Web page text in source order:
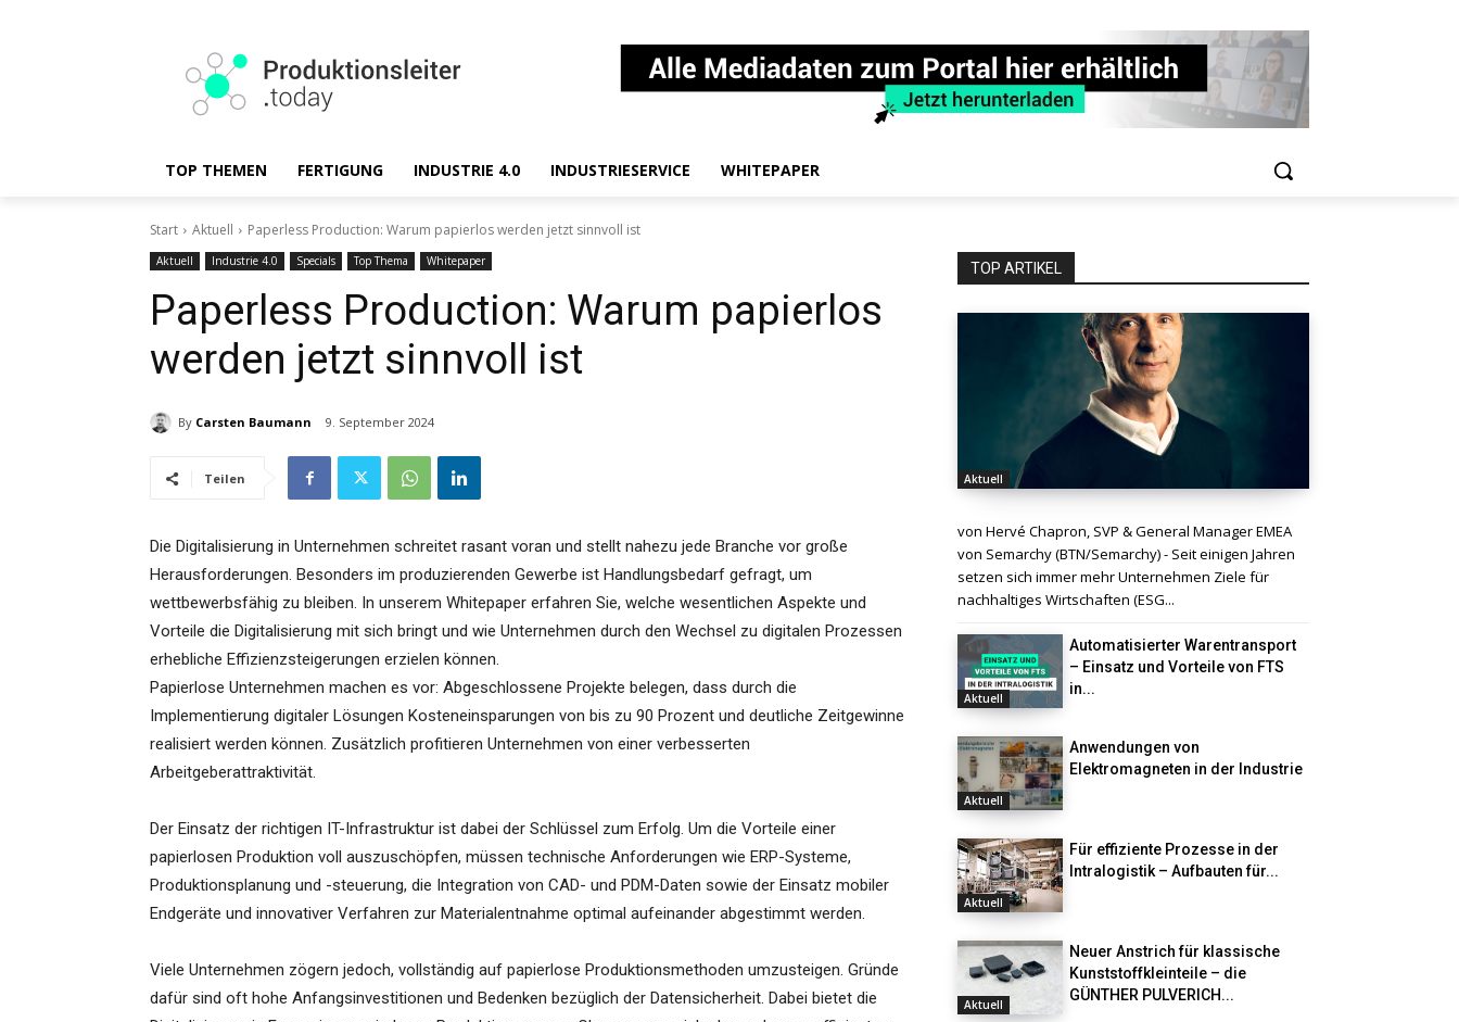
TOP THEMEN FERTIGUNG INDUSTRIE 4.0 INDUSTRIESERVICE WHITEPAPER
Start Aktuell Paperless Production: Warum papierlos werden jetzt sinnvoll ist
Aktuell Industrie 4.0 Specials Top Thema Whitepaper
Paperless Production: Warum papierlos
werden jetzt sinnvoll ist
By Carsten Baumann 9. September 2024
Teilen
Die Digitalisierung in Unternehmen schreitet rasant voran und stellt nahezu jede Branche vor große
Herausforderungen. Besonders im produzierenden Gewerbe ist Handlungsbedarf gefragt, um
wettbewerbsfähig zu bleiben. In unserem Whitepaper erfahren Sie, welche wesentlichen Aspekte und
Vorteile die Digitalisierung mit sich bringt und wie Unternehmen durch den Wechsel zu digitalen Prozessen
erhebliche Effizienzsteigerungen erzielen können.
Papierlose Unternehmen machen es vor: Abgeschlossene Projekte belegen, dass durch die
Implementierung digitaler Lösungen Kosteneinsparungen von bis zu 90 Prozent und deutliche Zeitgewinne
realisiert werden können. Zusätzlich profitieren Unternehmen von einer verbesserten
Arbeitgeberattraktivität.
Der Einsatz der richtigen IT-Infrastruktur ist dabei der Schlüssel zum Erfolg. Um die Vorteile einer
papierlosen Produktion voll auszuschöpfen, müssen technische Anforderungen wie ERP-Systeme,
Produktionsplanung und -steuerung, die Integration von CAD- und PDM-Daten sowie der Einsatz mobiler
Endgeräte und innovativer Verfahren zur Materialentnahme optimal aufeinander abgestimmt werden.
Viele Unternehmen zögern jedoch, vollständig auf papierlose Produktionsmethoden umzusteigen. Gründe
dafür sind oft hohe Anfangsinvestitionen und Bedenken bezüglich der Datensicherheit. Dabei bietet die
TOP ARTIKEL
Aktuell
von Hervé Chapron, SVP & General Manager EMEA
von Semarchy (BTN/Semarchy) - Seit einigen Jahren
setzen sich immer mehr Unternehmen Ziele für
nachhaltiges Wirtschaften (ESG...
Aktuell
Automatisierter Warentransport
– Einsatz und Vorteile von FTS
in...
Aktuell
Anwendungen von
Elektromagneten in der Industrie
Aktuell
Für effiziente Prozesse in der
Intralogistik – Aufbauten für...
Aktuell
Neuer Anstrich für klassische
Kunststoffkleinteile – die
GÜNTHER PULVERICH...